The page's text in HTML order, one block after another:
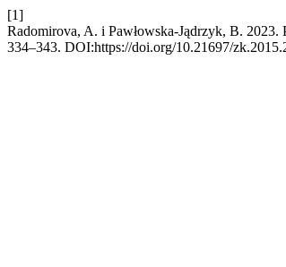
[1]
Radomirova, A. i Pawłowska-Jądrzyk, B.
334–343. DOI:https://doi.org/10.21697/